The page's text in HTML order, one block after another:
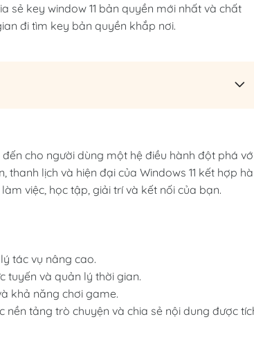
sẻ key window 11 bản quyền mới nhất và chất
đi tìm key bản quyền khắp nơi.
cho người dùng một hệ điều hành đột phá
lịch và hiện đại của Windows 11 kết hợp
việc, học tập, giải trí và kết nối của bạn.
tác vụ nâng cao.
tuyến và quản lý thời gian.
khả năng chơi game.
tảng trò chuyện và chia sẻ nội dung được